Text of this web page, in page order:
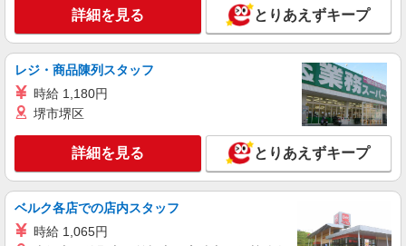
通費全支給(ガソリン代含む)＞
糸島市前原 ほか【最寄駅：筑前前原】
キープ 詳細を見る
派遣社員
糸島市＊サ高住STAFF＊曜日不問・週3〜
OK！働きやすさ◎
時給1450円〜2062円 ＜日払い有/週払い有/交
通費全支給(ガソリン代含む)＞
福岡県糸島市 最寄り駅：美咲が丘駅
詳細を見る とりあえずキープ
レジ・商品陳列スタッフ
時給 1,180円
堺市堺区
詳細を見る とりあえずキープ
ベルク各店での店内スタッフ
時給 1,065円